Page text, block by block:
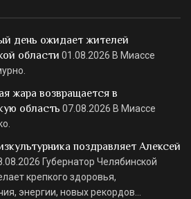
день ожидает жителей
области 01.08.2026 В Миассе
жара возвращается в
область 07.08.2026 В Миассе
поздравляет Алексей
Губернатор Челябинской
крепкого здоровья,
энергии, новых рекордов…